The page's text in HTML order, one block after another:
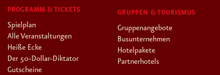
PROGRAMM & TICKETS
Spielplan
Alle Veranstaltungen
Heiße Ecke
Der 50-Dollar-Diktator
Gutscheine
GRUPPEN & TOURISMUS
Gruppenangebote
Busunternehmen
Hotelpakete
Partnerhotels